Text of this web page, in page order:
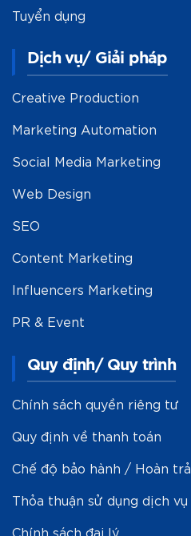
Tuyển dụng
Dịch vụ/ Giải pháp
Creative Production
Marketing Automation
Social Media Marketing
Web Design
SEO
Content Marketing
Influencers Marketing
PR & Event
Quy định/ Quy trình
Chính sách quyền riêng tư
Quy định về thanh toán
Chế độ bảo hành / Hoàn trả
Thỏa thuận sử dụng dịch vụ
Chính sách đại lý